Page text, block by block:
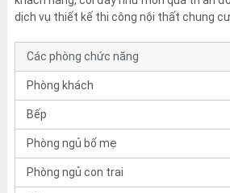
dịch vụ thiết kế thi công nội thất chung
Các phòng chức năng
Phòng khách
Bếp
Phòng ngủ bố mẹ
Phòng ngủ con trai